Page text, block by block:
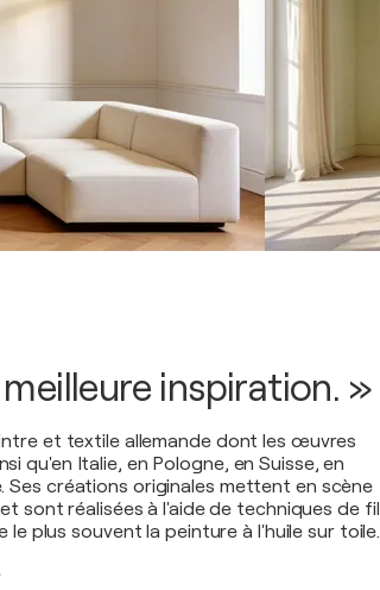
inspiration. »
et textile allemande dont les œuvres
qu'en Italie, en Pologne, en Suisse, en
Ses créations originales mettent en scène
sont réalisées à l'aide de techniques de fil
plus souvent la peinture à l'huile sur toile.